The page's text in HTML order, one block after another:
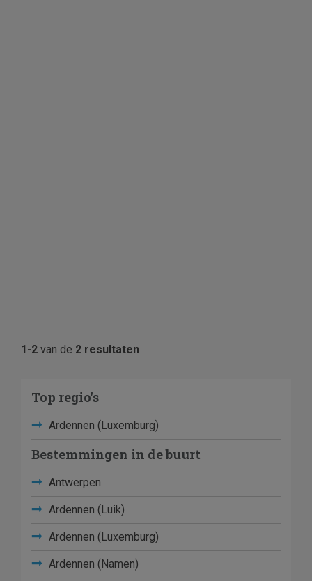
1-2 van de 2 resultaten
Top regio's
Ardennen (Luxemburg)
Bestemmingen in de buurt
Antwerpen
Ardennen (Luik)
Ardennen (Luxemburg)
Ardennen (Namen)